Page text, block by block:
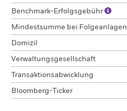
Benchmark-Erfolgsgebühr
Mindestsumme bei Folgeanlagen
Domizil
Verwaltungsgesellschaft
Transaktionsabwicklung
Bloomberg-Ticker